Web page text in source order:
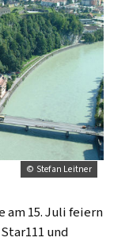
© Stefan Leitner
am 15. Juli feiern
und